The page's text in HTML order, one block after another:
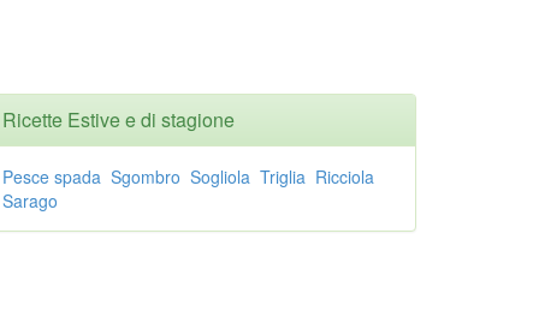
Ricette Estive e di stagione
Pesce spada Sgombro Sogliola Triglia Ricciola
Sarago